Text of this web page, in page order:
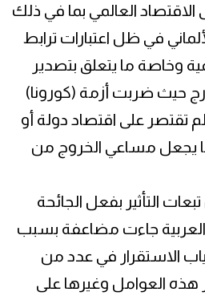
الاقتصاد العالمي بما في ذلك
في ظل اعتبارات ترابط
وخاصة ما يتعلق بتصدير
حيث ضربت أزمة (كورونا)
تقتصر على اقتصاد دولة أو
يجعل مساعي الخروج من
التأثير بفعل الجائحة
العربية جاءت مضاعفة بسبب
الاستقرار في عدد من
هذه العوامل وغيرها على